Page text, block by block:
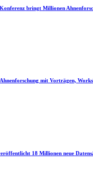
bringt Millionen
mit Vorträgen,
18 Millionen neue